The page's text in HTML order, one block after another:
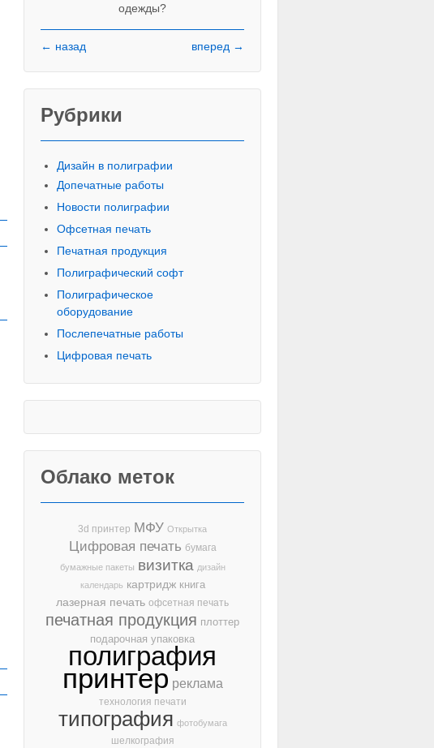
одежды?
Красивые печатные буквы
← назад вперед →
Рубрики
Дизайн в полиграфии
Допечатные работы
Новости полиграфии
Офсетная печать
Печатная продукция
Полиграфический софт
Полиграфическое
оборудование
Послепечатные работы
Цифровая печать
Облако меток
3d принтер МФУ Открытка
Цифровая печать бумага
бумажные пакеты визитка дизайн
календарь картридж книга
лазерная печать офсетная печать
печатная продукция плоттер
подарочная упаковка
полиграфия
принтер реклама
технология печати
типография фотобумага
шелкография